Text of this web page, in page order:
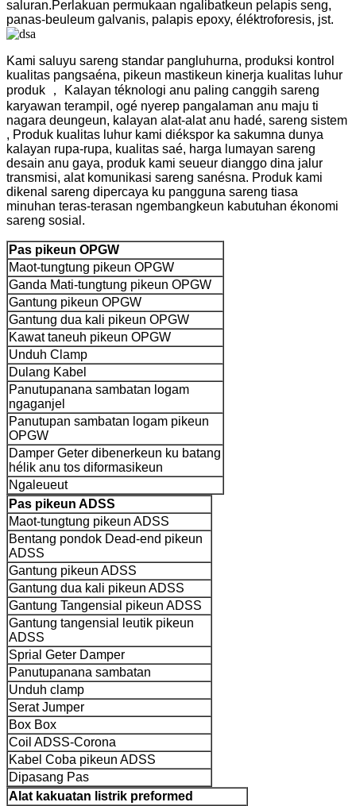
saluran.Perlakuan permukaan ngalibatkeun pelapis seng,
panas-beuleum galvanis, palapis epoxy, éléktroforesis, jst.
Kami saluyu sareng standar pangluhurna, produksi kontrol
kualitas pangsaéna, pikeun mastikeun kinerja kualitas luhur
produk ， Kalayan téknologi anu paling canggih sareng
karyawan terampil, ogé nyerep pangalaman anu maju ti
nagara deungeun, kalayan alat-alat anu hadé, sareng sistem
, Produk kualitas luhur kami diékspor ka sakumna dunya
kalayan rupa-rupa, kualitas saé, harga lumayan sareng
desain anu gaya, produk kami seueur dianggo dina jalur
transmisi, alat komunikasi sareng sanésna. Produk kami
dikenal sareng dipercaya ku pangguna sareng tiasa
minuhan teras-terasan ngembangkeun kabutuhan ékonomi
sareng sosial.
Pas pikeun OPGW
Maot-tungtung pikeun OPGW
Ganda Mati-tungtung pikeun OPGW
Gantung pikeun OPGW
Gantung dua kali pikeun OPGW
Kawat taneuh pikeun OPGW
Unduh Clamp
Dulang Kabel
Panutupanana sambatan logam
ngaganjel
Panutupan sambatan logam pikeun
OPGW
Damper Geter dibenerkeun ku batang
hélik anu tos diformasikeun
Ngaleueut
Pas pikeun ADSS
Maot-tungtung pikeun ADSS
Bentang pondok Dead-end pikeun
ADSS
Gantung pikeun ADSS
Gantung dua kali pikeun ADSS
Gantung Tangensial pikeun ADSS
Gantung tangensial leutik pikeun
ADSS
Sprial Geter Damper
Panutupanana sambatan
Unduh clamp
Serat Jumper
Box Box
Coil ADSS-Corona
Kabel Coba pikeun ADSS
Dipasang Pas
Alat kakuatan listrik preformed